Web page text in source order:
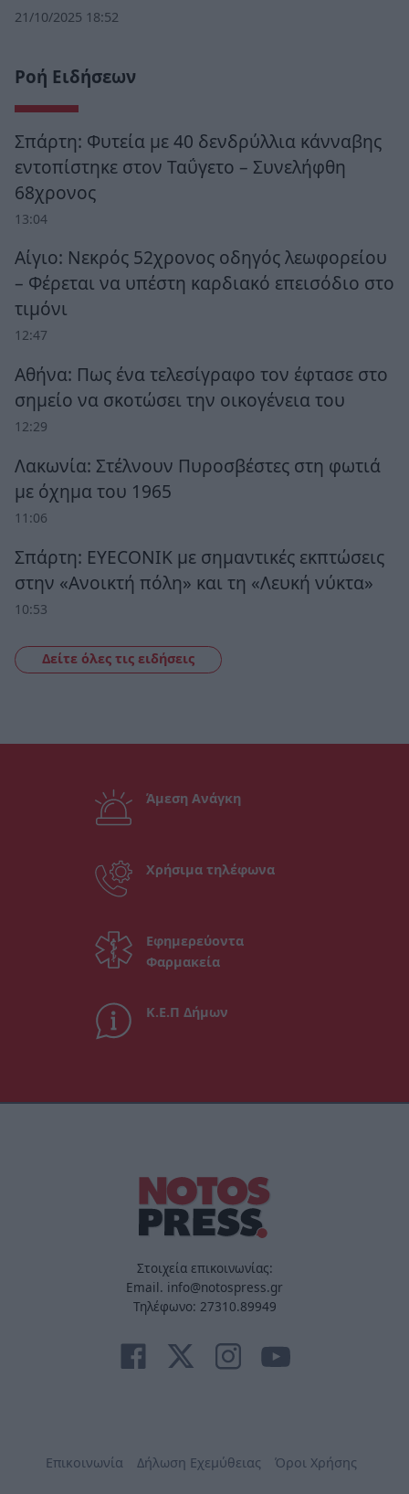
21/10/2025 18:52
Ροή Ειδήσεων
Σπάρτη: Φυτεία με 40 δενδρύλλια κάνναβης
εντοπίστηκε στον Ταΰγετο – Συνελήφθη
68χρονος
13:04
Αίγιο: Νεκρός 52χρονος οδηγός λεωφορείου
– Φέρεται να υπέστη καρδιακό επεισόδιο στο
τιμόνι
12:47
Αθήνα: Πως ένα τελεσίγραφο τον έφτασε στο
σημείο να σκοτώσει την οικογένεια του
12:29
Λακωνία: Στέλνουν Πυροσβέστες στη φωτιά
με όχημα του 1965
11:06
Σπάρτη: EYECONIK με σημαντικές εκπτώσεις
στην «Ανοικτή πόλη» και τη «Λευκή νύκτα»
10:53
Δείτε όλες τις ειδήσεις
Άμεση Ανάγκη
Χρήσιμα τηλέφωνα
Εφημερεύοντα
Φαρμακεία
Κ.Ε.Π Δήμων
Στοιχεία επικοινωνίας:
Email. info@notospress.gr
Τηλέφωνο: 27310.89949
Επικοινωνία Δήλωση Εχεμύθειας Όροι Χρήσης